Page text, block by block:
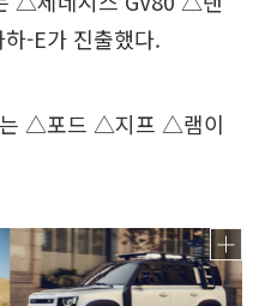
-E가 진출했다.
는 △포드 △지프 △램이